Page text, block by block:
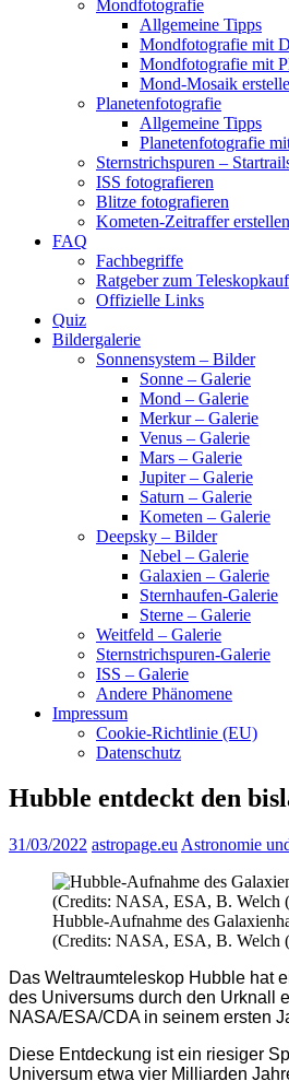
Mondfotografie
Allgemeine Tipps
Mondfotografie mit
Mondfotografie mit
Mond-Mosaik
Planetenfotografie
Allgemeine Tipps
Planetenfotografie
Sternstrichspuren –
ISS fotografieren
Blitze fotografieren
Kometen-Zeitraffer erstellen
FAQ
Fachbegriffe
Ratgeber zum Teleskopkauf
Offizielle Links
Quiz
Bildergalerie
Sonnensystem – Bilder
Sonne – Galerie
Mond – Galerie
Merkur – Galerie
Venus – Galerie
Mars – Galerie
Jupiter – Galerie
Saturn – Galerie
Kometen – Galerie
Deepsky – Bilder
Nebel – Galerie
Galaxien – Galerie
Sternhaufen-Galerie
Sterne – Galerie
Weitfeld – Galerie
Sternstrichspuren-Galerie
ISS – Galerie
Andere Phänomene
Impressum
Cookie-Richtlinie (EU)
Datenschutz
Hubble entdeckt den
31/03/2022 astropage.eu Astronomie
Hubble-Aufnahme des
(Credits: NASA, ESA, B. Welch
Das Weltraumteleskop Hubble hat
des Universums durch den Urknall
NASA/ESA/CDA in seinem ersten
Diese Entdeckung ist ein riesiger
Universum etwa vier Milliarden